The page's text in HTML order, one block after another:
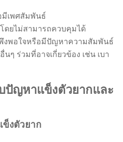
มีเพศสัมพันธ์
โดยไม่สามารถควบคุมได้
งพอใจหรือมีปัญหาความสัมพันธ์
ๆ ร่วมที่อาจเกี่ยวข้อง เช่น เบา
ปัญหาแข็งตัวยากและ
ข็งตัวยาก